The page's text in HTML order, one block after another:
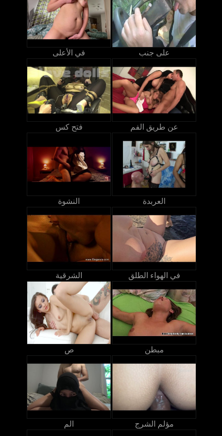
في الأعلى على جنب
فتح كس عن طريق الفم
النشوة العربدة
الشرقية في الهواء الطلق
ص مبطن
الم مؤلم الشرج